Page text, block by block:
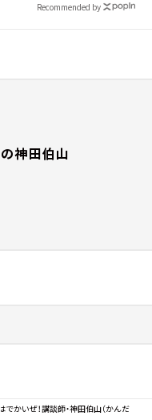
Recommended by
神田伯山
でかいぜ！講談師・神田伯山（かんだ